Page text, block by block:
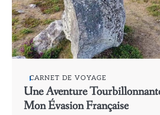
CARNET DE VOYAGE
Une Aventure
Mon Évasion Française